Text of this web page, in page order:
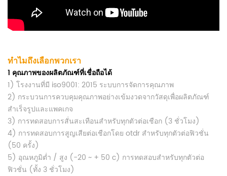
ทำไมถึงเลือกพวกเรา
1 คุณภาพของผลิตภัณฑ์ที่เชื่อถือได้
1) โรงงานที่มี iso9001: 2015 ระบบการจัดการคุณภาพ
2) กระบวนการควบคุมคุณภาพอย่างเข้มงวดจากวัสดุเพื่อผลิตภัณฑ์
สำเร็จรูปและแพคเกจ
3) การทดสอบการสั่นสะเทือนสำหรับทุกตัวต่อเชือก (3 ชั่วโมง)
4) การทดสอบการสูญเสียต่อเชือกโดย otdr สำหรับทุกตัวต่อฟิวชั่น
(50 ครั้ง)
5) อุณหภูมิต่ำ / สูง (-20 ~ + 50 c) การทดสอบสำหรับทุกตัวต่อ
ฟิวชั่น (ทั้ง 3 ชั่วโมง)